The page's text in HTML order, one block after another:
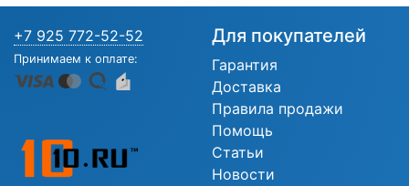
+7 925 772-52-52
Принимаем к оплате:
Для покупателей
Гарантия
Доставка
Правила продажи
Помощь
Статьи
Новости